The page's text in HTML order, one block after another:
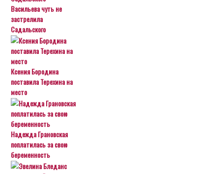
Васильева чуть не
застрелила
Садальского
Ксения Бородина
поставила Терехина на
место
Надежда Грановская
поплатилась за свою
беременность